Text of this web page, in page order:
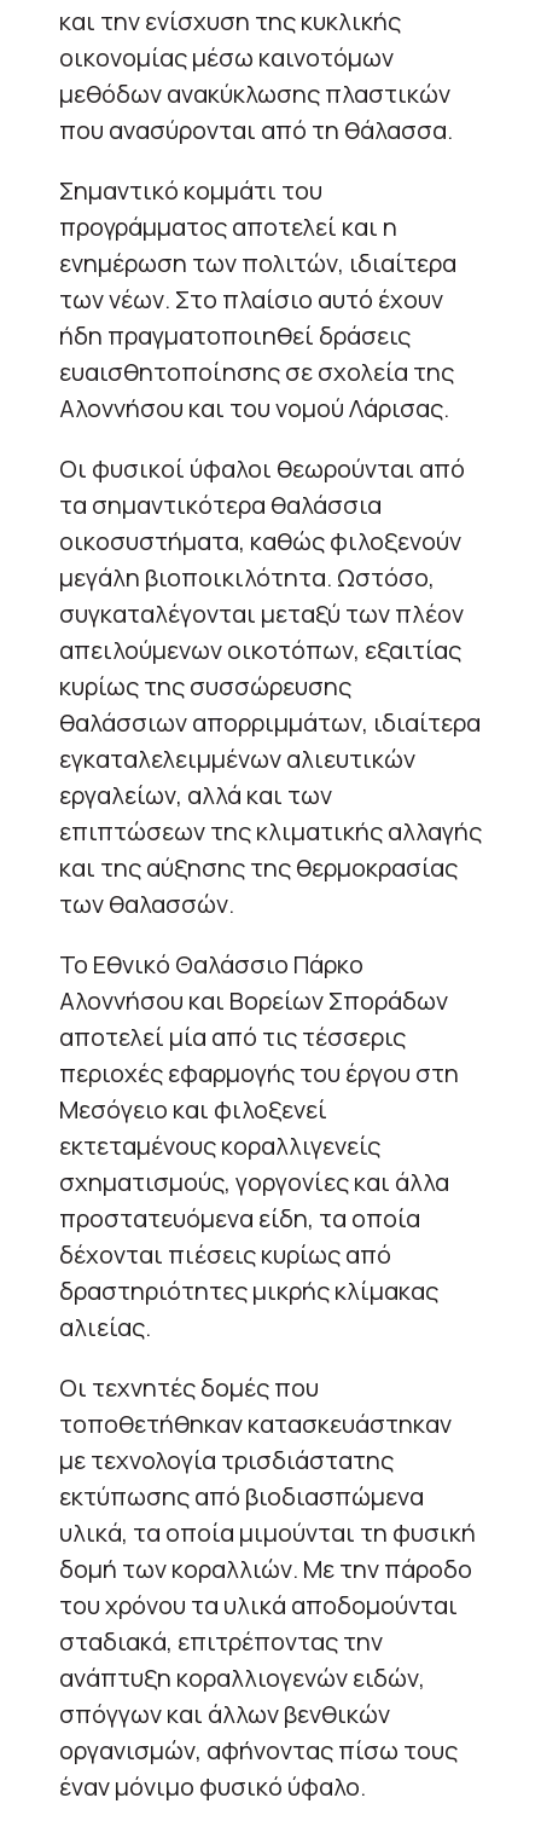
και την ενίσχυση της κυκλικής
οικονομίας μέσω καινοτόμων
μεθόδων ανακύκλωσης πλαστικών
που ανασύρονται από τη θάλασσα.
Σημαντικό κομμάτι του
προγράμματος αποτελεί και η
ενημέρωση των πολιτών, ιδιαίτερα
των νέων. Στο πλαίσιο αυτό έχουν
ήδη πραγματοποιηθεί δράσεις
ευαισθητοποίησης σε σχολεία της
Αλοννήσου και του νομού Λάρισας.
Οι φυσικοί ύφαλοι θεωρούνται από
τα σημαντικότερα θαλάσσια
οικοσυστήματα, καθώς φιλοξενούν
μεγάλη βιοποικιλότητα. Ωστόσο,
συγκαταλέγονται μεταξύ των πλέον
απειλούμενων οικοτόπων, εξαιτίας
κυρίως της συσσώρευσης
θαλάσσιων απορριμμάτων, ιδιαίτερα
εγκαταλελειμμένων αλιευτικών
εργαλείων, αλλά και των
επιπτώσεων της κλιματικής αλλαγής
και της αύξησης της θερμοκρασίας
των θαλασσών.
Το Εθνικό Θαλάσσιο Πάρκο
Αλοννήσου και Βορείων Σποράδων
αποτελεί μία από τις τέσσερις
περιοχές εφαρμογής του έργου στη
Μεσόγειο και φιλοξενεί
εκτεταμένους κοραλλιγενείς
σχηματισμούς, γοργονίες και άλλα
προστατευόμενα είδη, τα οποία
δέχονται πιέσεις κυρίως από
δραστηριότητες μικρής κλίμακας
αλιείας.
Οι τεχνητές δομές που
τοποθετήθηκαν κατασκευάστηκαν
με τεχνολογία τρισδιάστατης
εκτύπωσης από βιοδιασπώμενα
υλικά, τα οποία μιμούνται τη φυσική
δομή των κοραλλιών. Με την πάροδο
του χρόνου τα υλικά αποδομούνται
σταδιακά, επιτρέποντας την
ανάπτυξη κοραλλιογενών ειδών,
σπόγγων και άλλων βενθικών
οργανισμών, αφήνοντας πίσω τους
έναν μόνιμο φυσικό ύφαλο.